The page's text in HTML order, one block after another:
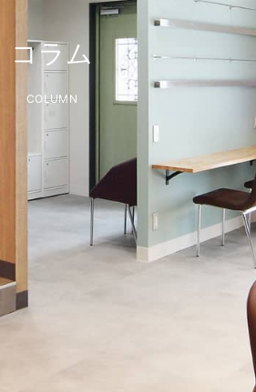
コラム
COLUMN